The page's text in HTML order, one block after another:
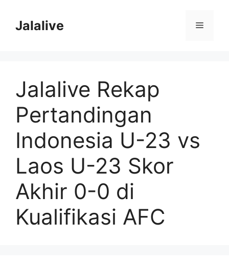
contentJalalive Menu
Jalalive Rekap
Pertandingan
Indonesia U-23 vs
Laos U-23 Skor
Akhir 0-0 di
Kualifikasi AFC